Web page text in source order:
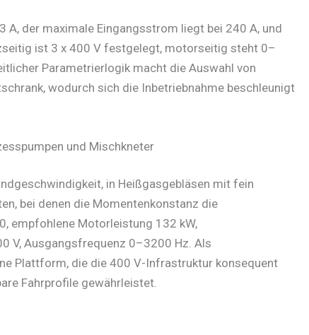
der maximale Eingangsstrom liegt bei 240 A, und
ist 3 x 400 V festgelegt, motorseitig steht 0–
Parametrierlogik macht die Auswahl von
wodurch sich die Inbetriebnahme beschleunigt
und Mischkneter
in Heißgasgebläsen mit fein
bei denen die Momentenkonstanz die
empfohlene Motorleistung 132 kW,
V, Ausgangsfrequenz 0–3200 Hz. Als
Plattform, die die 400 V-Infrastruktur konsequent
Fahrprofile gewährleistet.